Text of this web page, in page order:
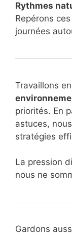
Rythmes
Repérons
journées
Travaillons
priorités. En
astuces,
stratégies
La pression
nous ne
Gardons